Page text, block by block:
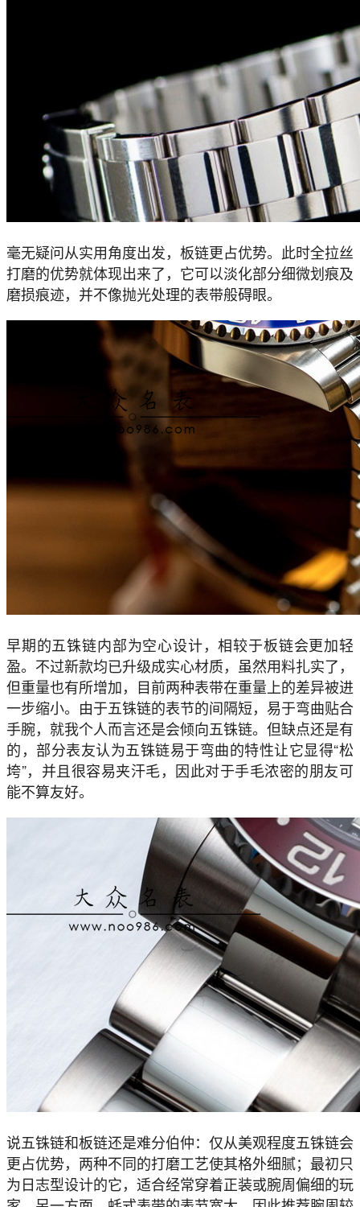
毫无疑问从实用角度出发，板链更占优势。此时全拉丝
打磨的优势就体现出来了，它可以淡化部分细微划痕及
磨损痕迹，并不像抛光处理的表带般碍眼。
早期的五铢链内部为空心设计，相较于板链会更加轻
盈。不过新款均已升级成实心材质，虽然用料扎实了，
但重量也有所增加，目前两种表带在重量上的差异被进
一步缩小。由于五铢链的表节的间隔短，易于弯曲贴合
手腕，就我个人而言还是会倾向五铢链。但缺点还是有
的，部分表友认为五铢链易于弯曲的特性让它显得“松
垮”，并且很容易夹汗毛，因此对于手毛浓密的朋友可
能不算友好。
说五铢链和板链还是难分伯仲：仅从美观程度五铢链会
更占优势，两种不同的打磨工艺使其格外细腻；最初只
为日志型设计的它，适合经常穿着正装或腕周偏细的玩